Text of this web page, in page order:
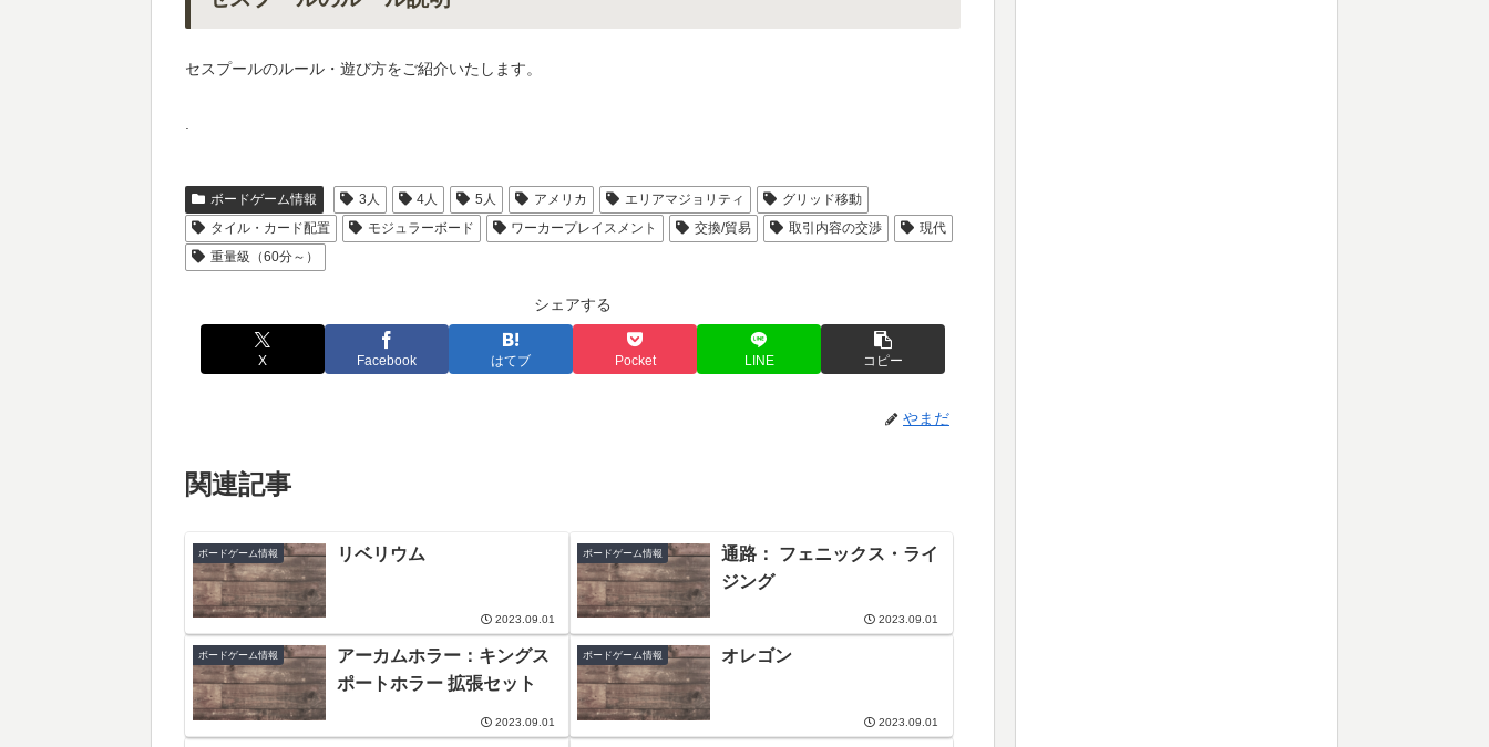
セスプールのルール・遊び方をご紹介いたします。
.
ボードゲーム情報 3人 4人 5人 アメリカ エリアマジョリティ
グリッド移動
タイル・カード配置
モジュラーボード ワーカープレイスメント 交換/貿易 取引内容の交渉
現代
重量級（60分～）
シェアする
X Facebook はてブ Pocket LINE コピー
やまだ
関連記事
ボードゲーム情報 リベリウム
2023.09.01
ボードゲーム情報
通路： フェニックス・ライ
ジング
2023.09.01
ボードゲーム情報
アーカムホラー：キングス
ポートホラー 拡張セット
2023.09.01
ボードゲーム情報 オレゴン
2023.09.01